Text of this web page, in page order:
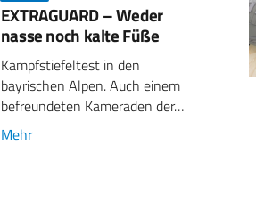
EXTRAGUARD – Weder
nasse noch kalte Füße
Kampfstiefeltest in den
bayrischen Alpen. Auch einem
befreundeten Kameraden der…
Mehr